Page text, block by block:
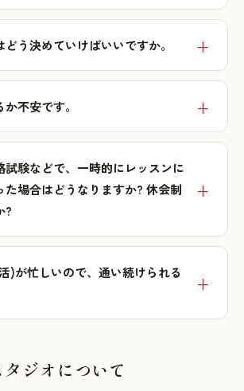
う決めていけばいいですか。
不安です。
試験などで、一時的にレッスンに
た場合はどうなりますか? 休会制
?
)が忙しいので、通い続けられる
ジオについて